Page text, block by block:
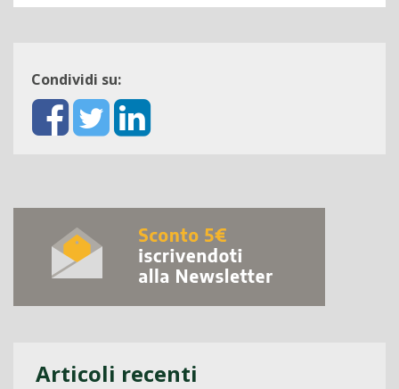
Condividi su:
Articoli recenti